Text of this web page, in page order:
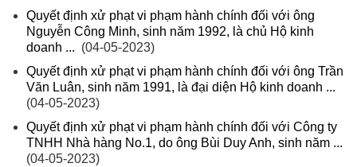
Quyết định xử phạt vi phạm hành chính đối với ông
Nguyễn Công Minh, sinh năm 1992, là chủ Hộ kinh
doanh ... (04-05-2023)
Quyết định xử phạt vi phạm hành chính đối với ông Trần
Văn Luân, sinh năm 1991, là đại diện Hộ kinh doanh ...
(04-05-2023)
Quyết định xử phạt vi phạm hành chính đối với Công ty
TNHH Nhà hàng No.1, do ông Bùi Duy Anh, sinh năm ...
(04-05-2023)